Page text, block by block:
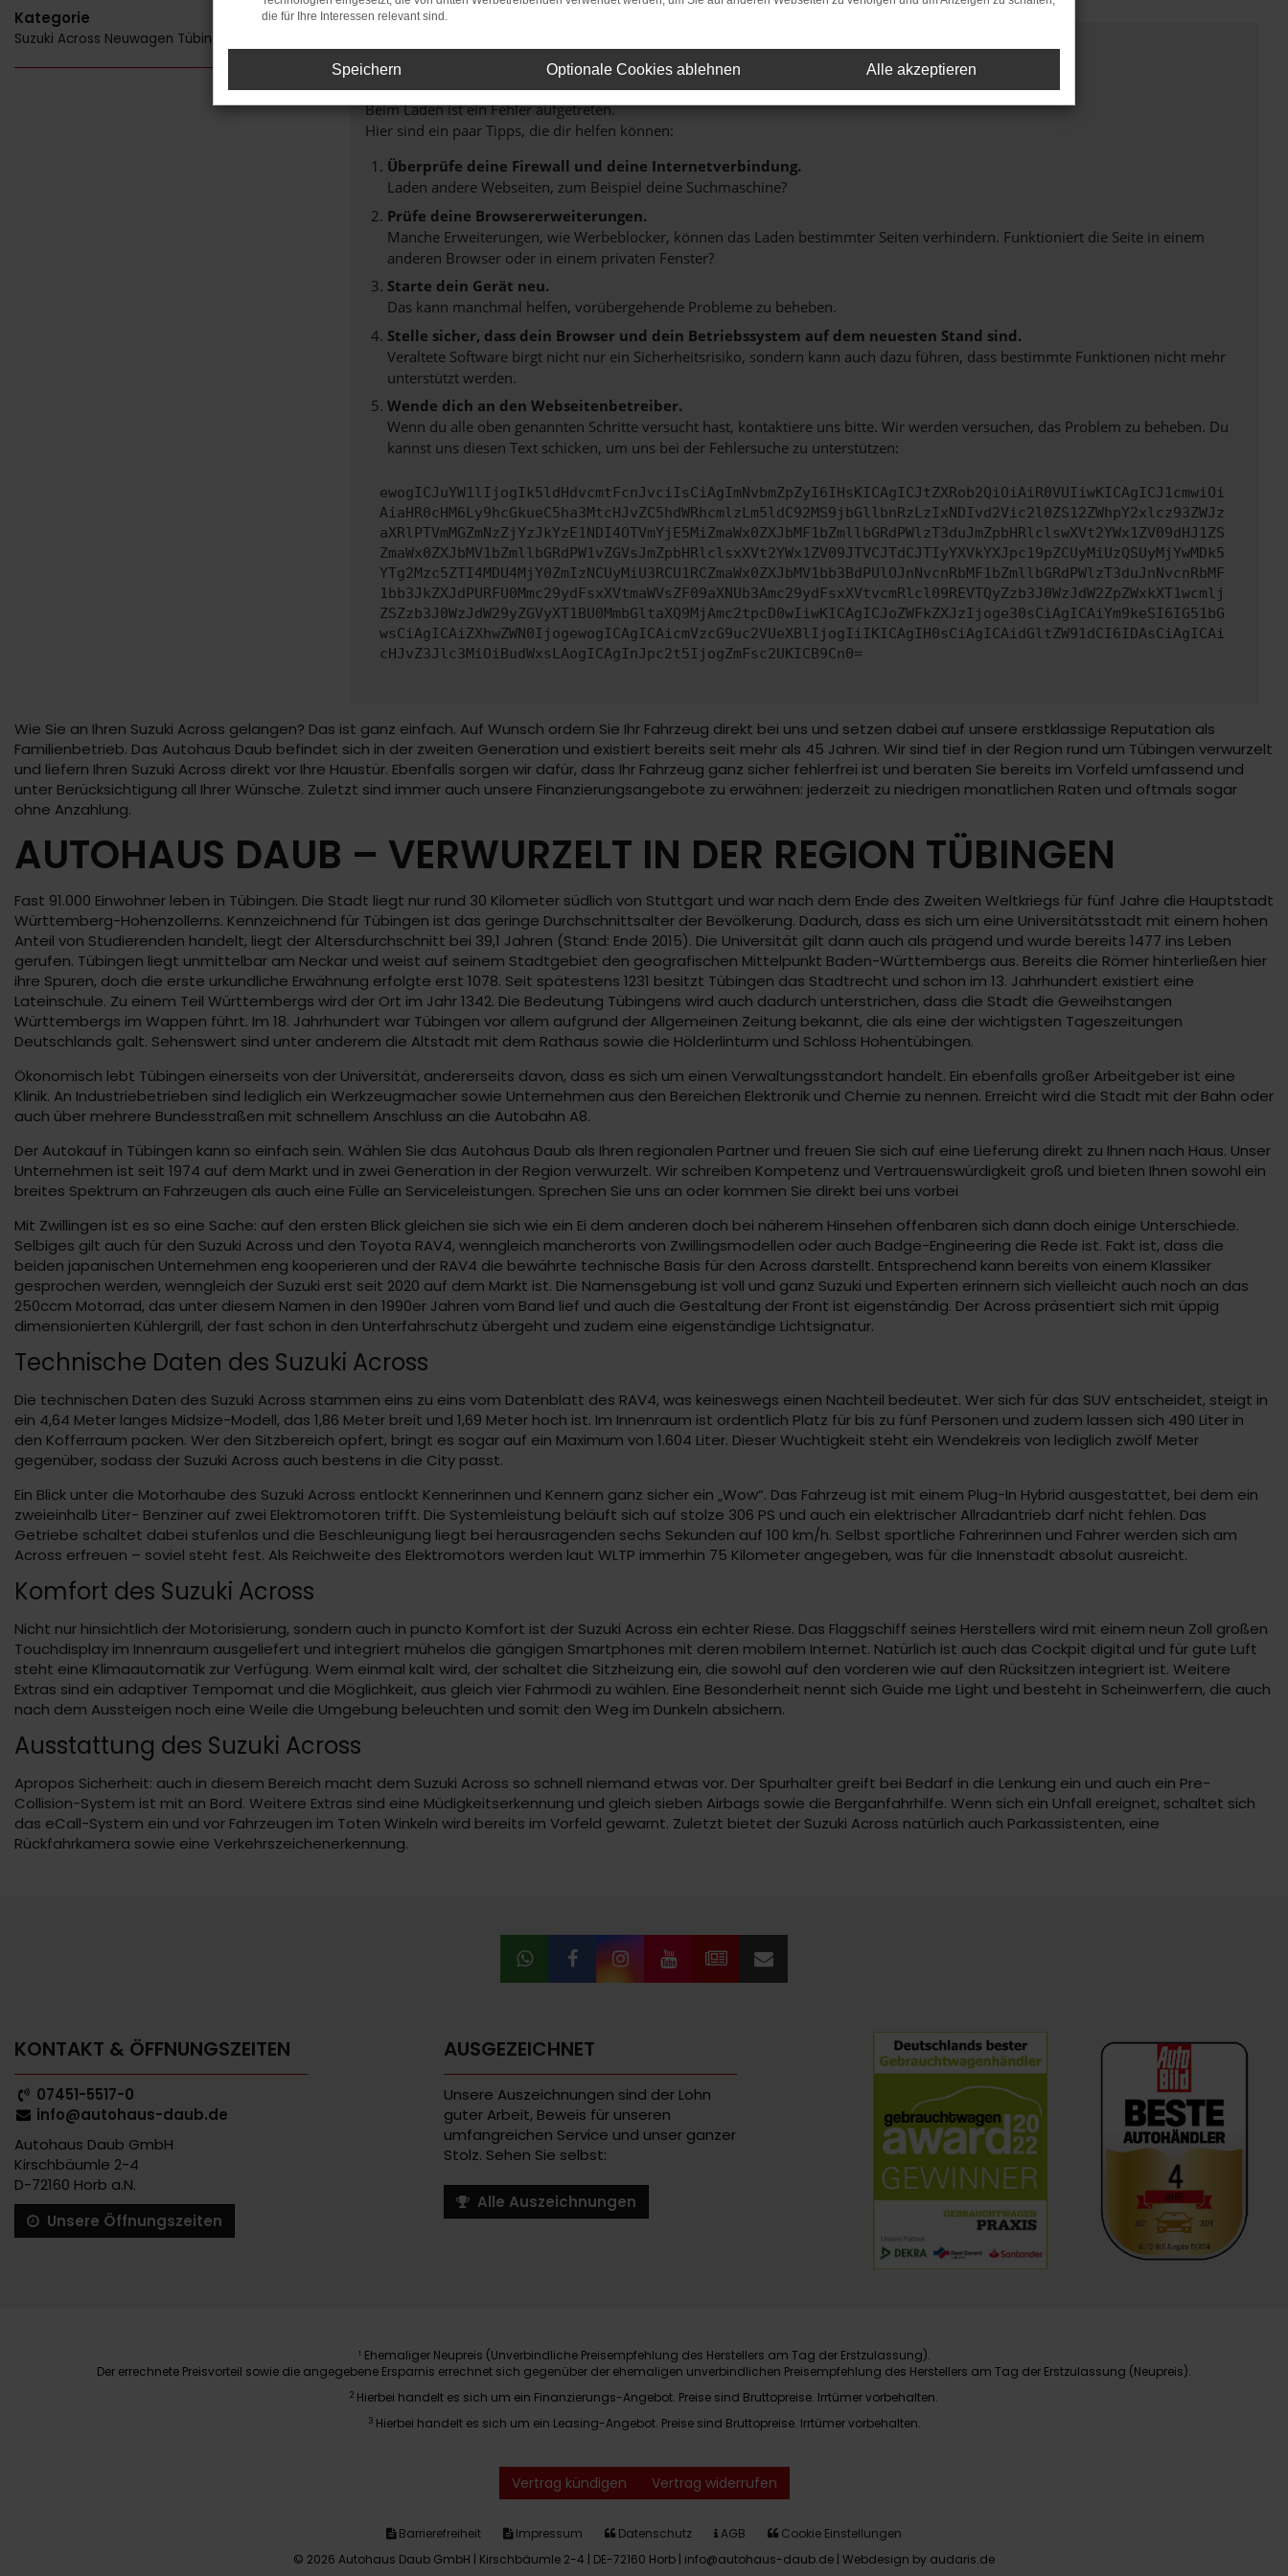
Kategorie
Suzuki Across Neuwagen Tübingen FEHLER: NETWORK ERROR
Beim Laden ist ein Fehler aufgetreten.
Hier sind ein paar Tipps, die dir helfen können:
Überprüfe deine Firewall und deine Internetverbindung.
Laden andere Webseiten, zum Beispiel deine Suchmaschine?
Prüfe deine Browsererweiterungen.
Manche Erweiterungen, wie Werbeblocker, können das Laden bestimmter Seiten verhindern. Funktioniert die Seite in einem
anderen Browser oder in einem privaten Fenster?
Starte dein Gerät neu.
Das kann manchmal helfen, vorübergehende Probleme zu beheben.
Stelle sicher, dass dein Browser und dein Betriebssystem auf dem neuesten Stand sind.
Veraltete Software birgt nicht nur ein Sicherheitsrisiko, sondern kann auch dazu führen, dass bestimmte Funktionen nicht mehr
unterstützt werden.
Wende dich an den Webseitenbetreiber.
Wenn du alle oben genannten Schritte versucht hast, kontaktiere uns bitte. Wir werden versuchen, das Problem zu beheben. Du
kannst uns diesen Text schicken, um uns bei der Fehlersuche zu unterstützen:
ewogICJuYW1lIjogIk5ldHdvcmtFcnJvciIsCiAgImNvbmZpZyI6IHsKICAgICJtZXRob2QiOiAiR0VUIiwKICAgICJ1cmwiOi
AiaHR0cHM6Ly9hcGkueC5ha3MtcHJvZC5hdWRhcmlzLm5ldC92MS9jbGllbnRzLzIxNDIvd2Vic2l0ZS12ZWhpY2xlcz93ZWJz
aXRlPTVmMGZmNzZjYzJkYzE1NDI4OTVmYjE5MiZmaWx0ZXJbMF1bZmllbGRdPWlzT3duJmZpbHRlclswXVt2YWx1ZV09dHJ1ZS
ZmaWx0ZXJbMV1bZmllbGRdPW1vZGVsJmZpbHRlclsxXVt2YWx1ZV09JTVCJTdCJTIyYXVkYXJpc19pZCUyMiUzQSUyMjYwMDk5
YTg2Mzc5ZTI4MDU4MjY0ZmIzNCUyMiU3RCU1RCZmaWx0ZXJbMV1bb3BdPUlOJnNvcnRbMF1bZmllbGRdPWlzT3duJnNvcnRbMF
1bb3JkZXJdPURFU0Mmc29ydFsxXVtmaWVsZF09aXNUb3Amc29ydFsxXVtvcmRlcl09REVTQyZzb3J0WzJdW2ZpZWxkXT1wcmlj
ZSZzb3J0WzJdW29yZGVyXT1BU0MmbGltaXQ9MjAmc2tpcD0wIiwKICAgICJoZWFkZXJzIjoge30sCiAgICAiYm9keSI6IG51bG
wsCiAgICAiZXhwZWN0IjogewogICAgICAicmVzcG9uc2VUeXBlIjogIiIKICAgIH0sCiAgICAidGltZW91dCI6IDAsCiAgICAi
cHJvZ3Jlc3MiOiBudWxsLAogICAgInJpc2t5IjogZmFsc2UKICB9Cn0=
Wie Sie an Ihren Suzuki Across gelangen? Das ist ganz einfach. Auf Wunsch ordern Sie Ihr Fahrzeug direkt bei uns und setzen dabei auf unsere erstklassige Reputation als
Familienbetrieb. Das Autohaus Daub befindet sich in der zweiten Generation und existiert bereits seit mehr als 45 Jahren. Wir sind tief in der Region rund um Tübingen verwurzelt
und liefern Ihren Suzuki Across direkt vor Ihre Haustür. Ebenfalls sorgen wir dafür, dass Ihr Fahrzeug ganz sicher fehlerfrei ist und beraten Sie bereits im Vorfeld umfassend und
unter Berücksichtigung all Ihrer Wünsche. Zuletzt sind immer auch unsere Finanzierungsangebote zu erwähnen: jederzeit zu niedrigen monatlichen Raten und oftmals sogar
ohne Anzahlung.
AUTOHAUS DAUB – VERWURZELT IN DER REGION TÜBINGEN
Fast 91.000 Einwohner leben in Tübingen. Die Stadt liegt nur rund 30 Kilometer südlich von Stuttgart und war nach dem Ende des Zweiten Weltkriegs für fünf Jahre die Hauptstadt
Württemberg-Hohenzollerns. Kennzeichnend für Tübingen ist das geringe Durchschnittsalter der Bevölkerung. Dadurch, dass es sich um eine Universitätsstadt mit einem hohen
Anteil von Studierenden handelt, liegt der Altersdurchschnitt bei 39,1 Jahren (Stand: Ende 2015). Die Universität gilt dann auch als prägend und wurde bereits 1477 ins Leben
gerufen. Tübingen liegt unmittelbar am Neckar und weist auf seinem Stadtgebiet den geografischen Mittelpunkt Baden-Württembergs aus. Bereits die Römer hinterließen hier
ihre Spuren, doch die erste urkundliche Erwähnung erfolgte erst 1078. Seit spätestens 1231 besitzt Tübingen das Stadtrecht und schon im 13. Jahrhundert existiert eine
Lateinschule. Zu einem Teil Württembergs wird der Ort im Jahr 1342. Die Bedeutung Tübingens wird auch dadurch unterstrichen, dass die Stadt die Geweihstangen
Württembergs im Wappen führt. Im 18. Jahrhundert war Tübingen vor allem aufgrund der Allgemeinen Zeitung bekannt, die als eine der wichtigsten Tageszeitungen
Deutschlands galt. Sehenswert sind unter anderem die Altstadt mit dem Rathaus sowie die Hölderlinturm und Schloss Hohentübingen.
Ökonomisch lebt Tübingen einerseits von der Universität, andererseits davon, dass es sich um einen Verwaltungsstandort handelt. Ein ebenfalls großer Arbeitgeber ist eine
Klinik. An Industriebetrieben sind lediglich ein Werkzeugmacher sowie Unternehmen aus den Bereichen Elektronik und Chemie zu nennen. Erreicht wird die Stadt mit der Bahn oder
auch über mehrere Bundesstraßen mit schnellem Anschluss an die Autobahn A8.
Der Autokauf in Tübingen kann so einfach sein. Wählen Sie das Autohaus Daub als Ihren regionalen Partner und freuen Sie sich auf eine Lieferung direkt zu Ihnen nach Haus. Unser
Unternehmen ist seit 1974 auf dem Markt und in zwei Generation in der Region verwurzelt. Wir schreiben Kompetenz und Vertrauenswürdigkeit groß und bieten Ihnen sowohl ein
breites Spektrum an Fahrzeugen als auch eine Fülle an Serviceleistungen. Sprechen Sie uns an oder kommen Sie direkt bei uns vorbei
Mit Zwillingen ist es so eine Sache: auf den ersten Blick gleichen sie sich wie ein Ei dem anderen doch bei näherem Hinsehen offenbaren sich dann doch einige Unterschiede.
Selbiges gilt auch für den Suzuki Across und den Toyota RAV4, wenngleich mancherorts von Zwillingsmodellen oder auch Badge-Engineering die Rede ist. Fakt ist, dass die
beiden japanischen Unternehmen eng kooperieren und der RAV4 die bewährte technische Basis für den Across darstellt. Entsprechend kann bereits von einem Klassiker
gesprochen werden, wenngleich der Suzuki erst seit 2020 auf dem Markt ist. Die Namensgebung ist voll und ganz Suzuki und Experten erinnern sich vielleicht auch noch an das
250ccm Motorrad, das unter diesem Namen in den 1990er Jahren vom Band lief und auch die Gestaltung der Front ist eigenständig. Der Across präsentiert sich mit üppig
dimensionierten Kühlergrill, der fast schon in den Unterfahrschutz übergeht und zudem eine eigenständige Lichtsignatur.
Technische Daten des Suzuki Across
Die technischen Daten des Suzuki Across stammen eins zu eins vom Datenblatt des RAV4, was keineswegs einen Nachteil bedeutet. Wer sich für das SUV entscheidet, steigt in
ein 4,64 Meter langes Midsize-Modell, das 1,86 Meter breit und 1,69 Meter hoch ist. Im Innenraum ist ordentlich Platz für bis zu fünf Personen und zudem lassen sich 490 Liter in
den Kofferraum packen. Wer den Sitzbereich opfert, bringt es sogar auf ein Maximum von 1.604 Liter. Dieser Wuchtigkeit steht ein Wendekreis von lediglich zwölf Meter
gegenüber, sodass der Suzuki Across auch bestens in die City passt.
Ein Blick unter die Motorhaube des Suzuki Across entlockt Kennerinnen und Kennern ganz sicher ein „Wow“. Das Fahrzeug ist mit einem Plug-In Hybrid ausgestattet, bei dem ein
zweieinhalb Liter- Benziner auf zwei Elektromotoren trifft. Die Systemleistung beläuft sich auf stolze 306 PS und auch ein elektrischer Allradantrieb darf nicht fehlen. Das
Getriebe schaltet dabei stufenlos und die Beschleunigung liegt bei herausragenden sechs Sekunden auf 100 km/h. Selbst sportliche Fahrerinnen und Fahrer werden sich am
Across erfreuen – soviel steht fest. Als Reichweite des Elektromotors werden laut WLTP immerhin 75 Kilometer angegeben, was für die Innenstadt absolut ausreicht.
Komfort des Suzuki Across
Nicht nur hinsichtlich der Motorisierung, sondern auch in puncto Komfort ist der Suzuki Across ein echter Riese. Das Flaggschiff seines Herstellers wird mit einem neun Zoll großen
Touchdisplay im Innenraum ausgeliefert und integriert mühelos die gängigen Smartphones mit deren mobilem Internet. Natürlich ist auch das Cockpit digital und für gute Luft
steht eine Klimaautomatik zur Verfügung. Wem einmal kalt wird, der schaltet die Sitzheizung ein, die sowohl auf den vorderen wie auf den Rücksitzen integriert ist. Weitere
Extras sind ein adaptiver Tempomat und die Möglichkeit, aus gleich vier Fahrmodi zu wählen. Eine Besonderheit nennt sich Guide me Light und besteht in Scheinwerfern, die auch
nach dem Aussteigen noch eine Weile die Umgebung beleuchten und somit den Weg im Dunkeln absichern.
Ausstattung des Suzuki Across
Apropos Sicherheit: auch in diesem Bereich macht dem Suzuki Across so schnell niemand etwas vor. Der Spurhalter greift bei Bedarf in die Lenkung ein und auch ein Pre-
Collision-System ist mit an Bord. Weitere Extras sind eine Müdigkeitserkennung und gleich sieben Airbags sowie die Berganfahrhilfe. Wenn sich ein Unfall ereignet, schaltet sich
das eCall-System ein und vor Fahrzeugen im Toten Winkeln wird bereits im Vorfeld gewarnt. Zuletzt bietet der Suzuki Across natürlich auch Parkassistenten, eine
Rückfahrkamera sowie eine Verkehrszeichenerkennung.
KONTAKT & ÖFFNUNGSZEITEN
07451-5517-0
info@autohaus-daub.de
Autohaus Daub GmbH
Kirschbäumle 2-4
D-72160 Horb a.N.
Unsere Öffnungszeiten
AUSGEZEICHNET
Unsere Auszeichnungen sind der Lohn
guter Arbeit, Beweis für unseren
umfangreichen Service und unser ganzer
Stolz. Sehen Sie selbst:
Alle Auszeichnungen
1 Ehemaliger Neupreis (Unverbindliche Preisempfehlung des Herstellers am Tag der Erstzulassung).
Der errechnete Preisvorteil sowie die angegebene Ersparnis errechnet sich gegenüber der ehemaligen unverbindlichen Preisempfehlung des Herstellers am Tag der Erstzulassung (Neupreis).
2 Hierbei handelt es sich um ein Finanzierungs-Angebot. Preise sind Bruttopreise. Irrtümer vorbehalten.
3 Hierbei handelt es sich um ein Leasing-Angebot. Preise sind Bruttopreise. Irrtümer vorbehalten.
Vertrag kündigen Vertrag widerrufen
Barrierefreiheit Impressum Datenschutz AGB
Cookie Einstellungen
© 2026 Autohaus Daub GmbH | Kirschbäumle 2-4 | DE-72160 Horb | info@autohaus-daub.de | Webdesign by audaris.de
die für Ihre Interessen relevant sind.
Speichern Optionale Cookies ablehnen Alle akzeptieren